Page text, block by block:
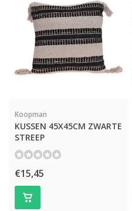
Koopman
KUSSEN 45X45CM ZWARTE
STREEP
€15,45